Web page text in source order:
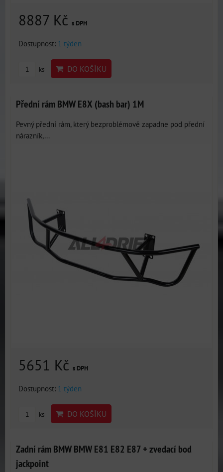
8887 Kč s DPH
Dostupnost: 1 týden
ks DO KOŠÍKU
Přední rám BMW E8X (bash bar) 1M
Pevný přední rám, který bezproblémově zapadne pod přední
nárazník,...
5651 Kč s DPH
Dostupnost: 1 týden
ks DO KOŠÍKU
Zadní rám BMW BMW E81 E82 E87 + zvedací bod
jackpoint